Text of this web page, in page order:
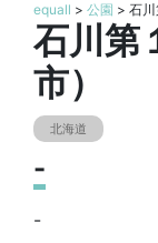
equall > 公園 > 石川
石川第
市）
北海道
-
-